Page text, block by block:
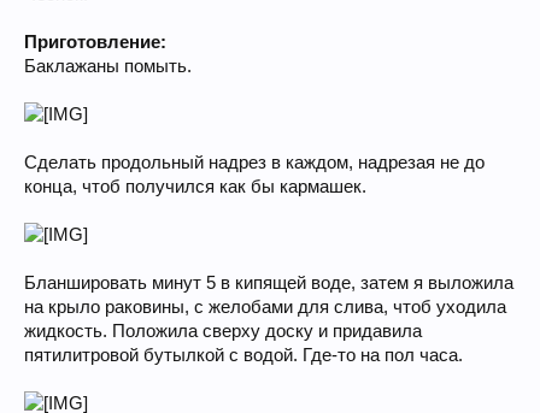
Приготовление:
Баклажаны помыть.
Сделать продольный надрез в каждом, надрезая не до
конца, чтоб получился как бы кармашек.
Бланшировать минут 5 в кипящей воде, затем я выложила
на крыло раковины, с желобами для слива, чтоб уходила
жидкость. Положила сверху доску и придавила
пятилитровой бутылкой с водой. Где-то на пол часа.